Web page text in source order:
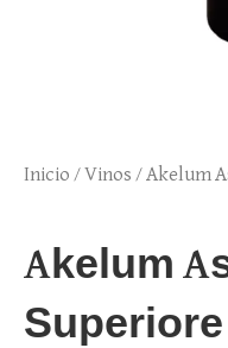
Inicio /Vinos / Akelum
Akelum
Superiore